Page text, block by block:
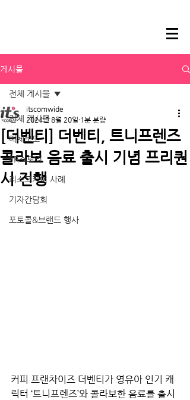
게시물
전체 게시물
매체보도
PR스토리
리스크케어 사례
기자간담회
포토콜&브랜드 행사
전체 게시물
[더벤티] 더벤티, 트니프렌즈
콜라보 음료 출시 기념 프리퀀
시 진행
itscomwide
2024년 8월 20일 1분 분량
커피 프랜차이즈 더벤티가 영유아 인기 캐
릭터 ‘트니프렌즈’와 콜라보한 음료를 출시